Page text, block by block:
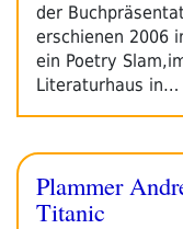
der
erschienen 2006
ein Poetry
Literaturhaus in…
Plammer
Titanic